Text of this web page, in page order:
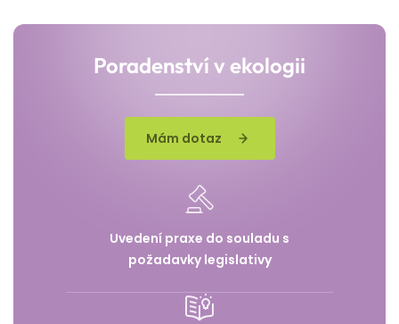
Poradenství v ekologii
Mám dotaz
Uvedení praxe do souladu s
požadavky legislativy